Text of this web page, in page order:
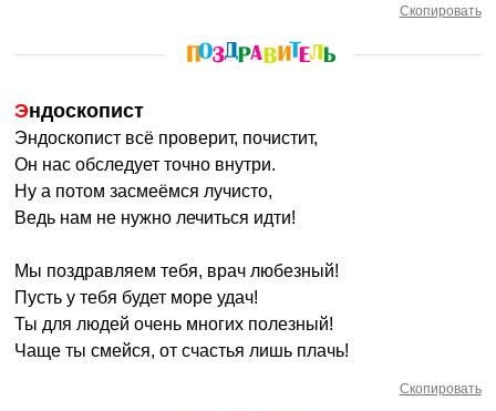
Скопировать
Эндоскопист
Эндоскопист всё проверит, почистит,
Он нас обследует точно внутри.
Ну а потом засмеёмся лучисто,
Ведь нам не нужно лечиться идти!
Мы поздравляем тебя, врач любезный!
Пусть у тебя будет море удач!
Ты для людей очень многих полезный!
Чаще ты смейся, от счастья лишь плачь!
Скопировать